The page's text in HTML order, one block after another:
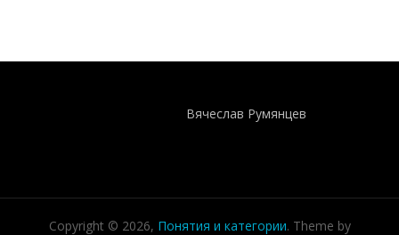
Вячеслав Румянцев
Copyright © 2026, Понятия и категории. Theme by